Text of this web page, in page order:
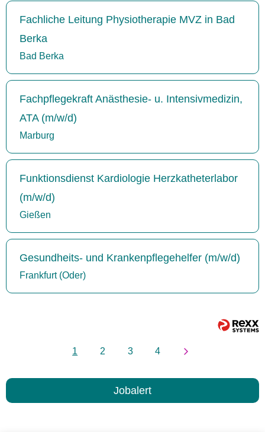
Fachliche Leitung Physiotherapie MVZ in Bad
Berka
Bad Berka
Fachpflegekraft Anästhesie- u. Intensivmedizin,
ATA (m/w/d)
Marburg
Funktionsdienst Kardiologie Herzkatheterlabor
(m/w/d)
Gießen
Gesundheits- und Krankenpflegehelfer (m/w/d)
Frankfurt (Oder)
1 2 3 4
Jobalert